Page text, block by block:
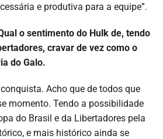
e produtiva para a equipe”.
o sentimento do Hulk de, tendo
cravar de vez como o
do Galo.
Acho que de todos que
momento. Tendo a possibilidade
do Brasil e da Libertadores pela
e mais histórico ainda se